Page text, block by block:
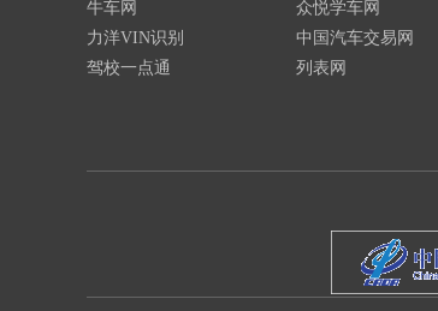
牛车网
力洋VIN识别
驾校一点通
众悦学车网
中国汽车交易网
列表网